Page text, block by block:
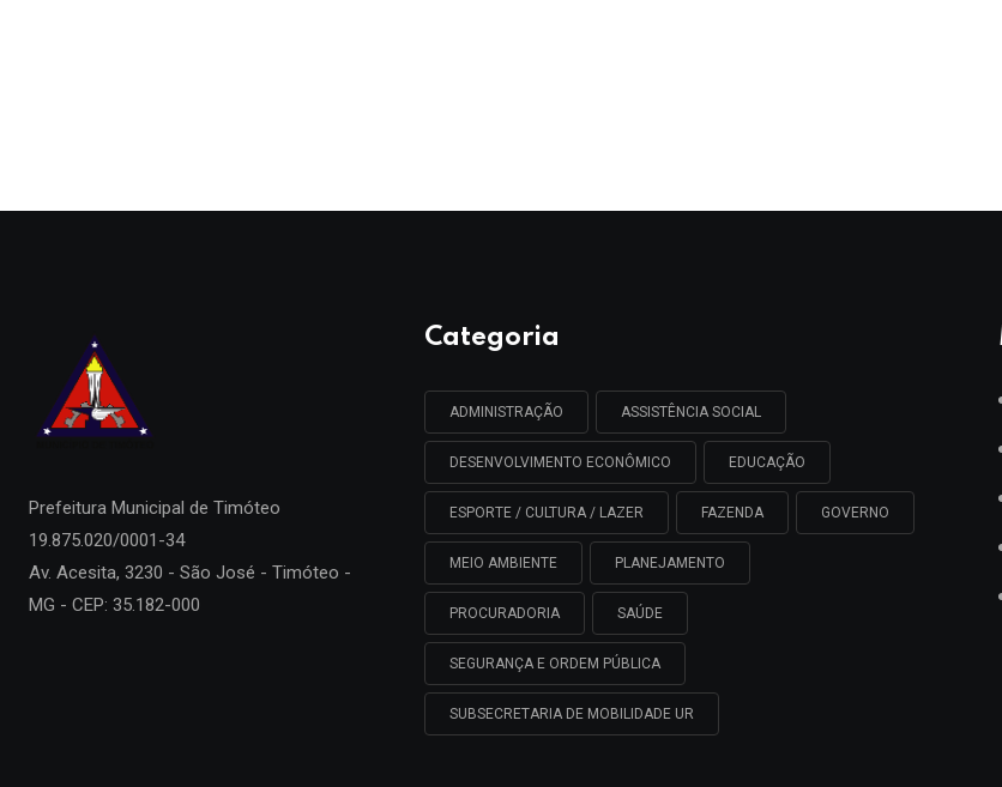
Prefeitura Municipal de Timóteo
19.875.020/0001-34
Av. Acesita, 3230 - São José - Timóteo -
MG - CEP: 35.182-000
Categoria
ADMINISTRAÇÃO ASSISTÊNCIA SOCIAL
DESENVOLVIMENTO ECONÔMICO EDUCAÇÃO
ESPORTE / CULTURA / LAZER FAZENDA GOVERNO
MEIO AMBIENTE PLANEJAMENTO
PROCURADORIA SAÚDE
SEGURANÇA E ORDEM PÚBLICA
SUBSECRETARIA DE MOBILIDADE UR